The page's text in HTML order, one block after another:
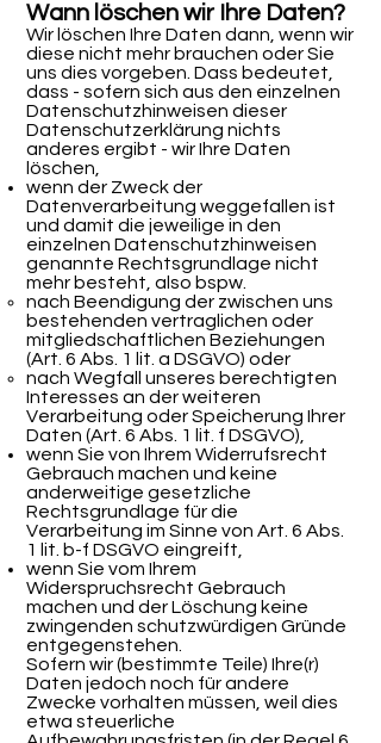
Wann löschen wir Ihre Daten?
Wir löschen Ihre Daten dann, wenn wir
diese nicht mehr brauchen oder Sie
uns dies vorgeben. Dass bedeutet,
dass - sofern sich aus den einzelnen
Datenschutzhinweisen dieser
Datenschutzerklärung nichts
anderes ergibt - wir Ihre Daten
löschen,
wenn der Zweck der
Datenverarbeitung weggefallen ist
und damit die jeweilige in den
einzelnen Datenschutzhinweisen
genannte Rechtsgrundlage nicht
mehr besteht, also bspw.
nach Beendigung der zwischen uns
bestehenden vertraglichen oder
mitgliedschaftlichen Beziehungen
(Art. 6 Abs. 1 lit. a DSGVO) oder
nach Wegfall unseres berechtigten
Interesses an der weiteren
Verarbeitung oder Speicherung Ihrer
Daten (Art. 6 Abs. 1 lit. f DSGVO),
wenn Sie von Ihrem Widerrufsrecht
Gebrauch machen und keine
anderweitige gesetzliche
Rechtsgrundlage für die
Verarbeitung im Sinne von Art. 6 Abs.
1 lit. b-f DSGVO eingreift,
wenn Sie vom Ihrem
Widerspruchsrecht Gebrauch
machen und der Löschung keine
zwingenden schutzwürdigen Gründe
entgegenstehen.
Sofern wir (bestimmte Teile) Ihre(r)
Daten jedoch noch für andere
Zwecke vorhalten müssen, weil dies
etwa steuerliche